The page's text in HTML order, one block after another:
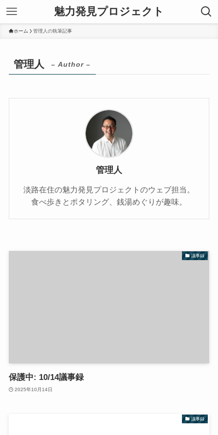
魅力発見プロジェクト
ホーム 管理人の執筆記事
管理人 – Author –
管理人
淡路在住の魅力発見プロジェクトのウェブ担当。
食べ歩きとポタリング、銭湯めぐりが趣味。
議事録
保護中: 10/14議事録
2025年10月14日
議事録